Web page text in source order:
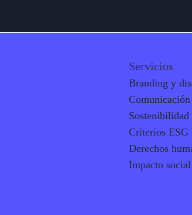
Servicios
Branding y
Comunicación
Sostenibilidad
Criterios ESG
Derechos
Impacto social